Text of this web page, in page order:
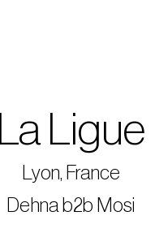
agenda
tickets
La Ligue
Lyon, France
Dehna b2b Mosi